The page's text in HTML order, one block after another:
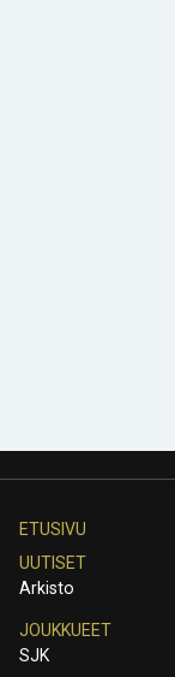
ETUSIVU
UUTISET
Arkisto
JOUKKUEET
SJK